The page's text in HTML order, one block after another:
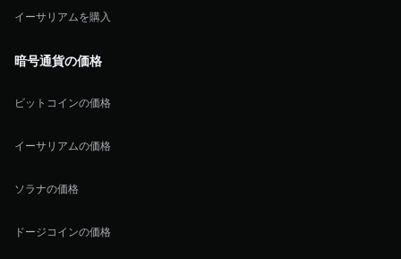
イーサリアムを購入
暗号通貨の価格
ビットコインの価格
イーサリアムの価格
ソラナの価格
ドージコインの価格